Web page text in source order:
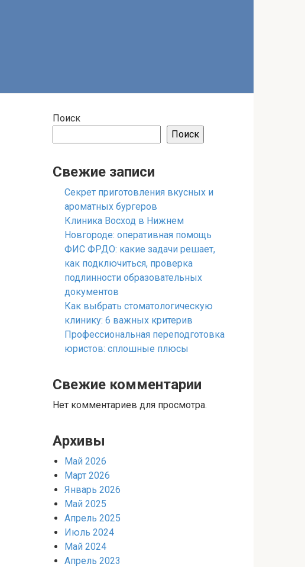
Поиск
Поиск
Свежие записи
Секрет приготовления вкусных и
ароматных бургеров
Клиника Восход в Нижнем
Новгороде: оперативная помощь
ФИС ФРДО: какие задачи решает,
как подключиться, проверка
подлинности образовательных
документов
Как выбрать стоматологическую
клинику: 6 важных критерив
Профессиональная переподготовка
юристов: сплошные плюсы
Свежие комментарии
Нет комментариев для просмотра.
Архивы
Май 2026
Март 2026
Январь 2026
Май 2025
Апрель 2025
Июль 2024
Май 2024
Апрель 2023